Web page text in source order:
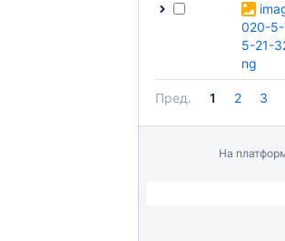
020-5-
5-21-
ng
Пред. 1 2 3
На